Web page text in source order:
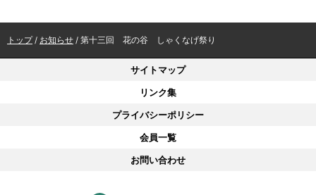
現
トップ/ お知らせ / 第十三回 花の谷 しゃくなげ祭り
サイトマップ
リンク集
プライバシーポリシー
会員一覧
お問い合わせ